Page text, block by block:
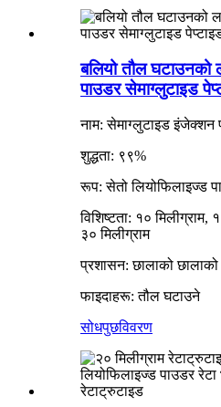
बलियो तौल घटाउनको
पाउडर सेमाग्लुटाइड
नाम: सेमाग्लुटाइड इंजेक्शन
शुद्धता: ९९%
रूप: सेतो लियोफिलाइज्ड
विशिष्टता: १० मिलीग्राम,
३० मिलीग्राम
प्रशासन: छालाको
फाइदाहरू: तौल घटाउने
सोधपुछविवरण